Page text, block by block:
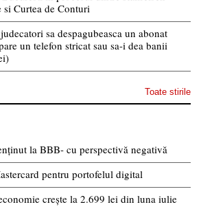
Curtea de Conturi
sa despagubeasca un abonat
un telefon stricat sau sa-i dea banii
Toate stirile
la BBB- cu perspectivă negativă
pentru portofelul digital
crește la 2.699 lei din luna iulie